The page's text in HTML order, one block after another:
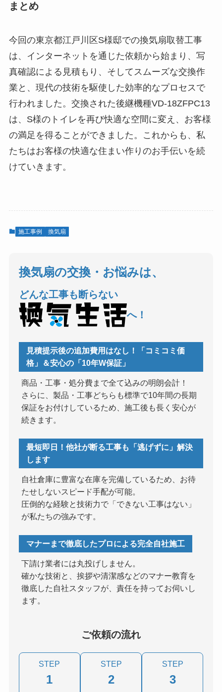
まとめ
今回の東京都江戸川区S様邸での換気扇取替工事
は、インターネットを通じた依頼から始まり、写
真確認による見積もり、そしてスムーズな交換作
業と、現代の技術を駆使した効率的なプロセスで
行われました。交換された後継機種VD-18ZFPC13
は、S様のトイレを再び快適な空間に変え、お客様
の満足を得ることができました。これからも、私
たちはお客様の快適な住まい作りのお手伝いを続
けていきます。
施工事例 換気扇
換気扇の交換・お悩みは、
どんな工事も断らない
へ！
見積提示後の追加費用はなし！「コミコミ価
格」＆安心の「10年W保証」
商品・工事・処分費まで全て込みの明朗会計！
さらに、製品・工事どちらも標準で10年間の長期
保証をお付けしているため、施工後も長く安心が
続きます。
最短即日！他社が断る工事も「逃げずに」解決
します
自社倉庫に豊富な在庫を完備しているため、お待
たせしないスピード手配が可能。
圧倒的な経験と技術力で「できない工事はない」
が私たちの強みです。
マナーまで徹底したプロによる完全自社施工
下請け業者には丸投げしません。
確かな技術と、挨拶や清潔感などのマナー教育を
徹底した自社スタッフが、責任を持ってお伺いし
ます。
ご依頼の流れ
STEP
1
STEP
2
STEP
3